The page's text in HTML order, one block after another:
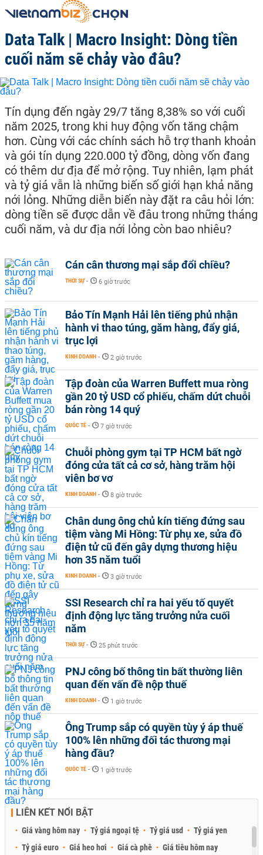
Data Talk | Macro Insight: Dòng tiền
cuối năm sẽ chảy vào đâu?
Tín dụng đến ngày 29/7 tăng 8,38% so với cuối
năm 2025, trong khi huy động vốn tăng chậm
hơn. Cùng với các chính sách hỗ trợ thanh khoản
và gói tín dụng 220.000 tỷ đồng, dòng vốn đang
có thêm dư địa để mở rộng. Tuy nhiên, lạm phát
và tỷ giá vẫn là những biến số giới hạn khả năng
nới lỏng. Những diễn biến này đặt ra câu hỏi lớn:
dòng tiền sẽ được dẫn về đâu trong những tháng
cuối năm, và dư địa nới lỏng còn bao nhiêu?
Cán cân thương mại sắp đổi chiều?
THỜI SỰ - 6 giờ trước
Bảo Tín Mạnh Hải lên tiếng phủ nhận
hành vi thao túng, găm hàng, đẩy giá,
trục lợi
KINH DOANH - 2 giờ trước
Tập đoàn của Warren Buffett mua ròng
gần 20 tỷ USD cổ phiếu, chấm dứt chuỗi
bán ròng 14 quý
QUỐC TẾ - 7 giờ trước
Chuỗi phòng gym tại TP HCM bất ngờ
đóng cửa tất cả cơ sở, hàng trăm hội
viên bơ vơ
KINH DOANH - 8 giờ trước
Chân dung ông chủ kín tiếng đứng sau
tiệm vàng Mi Hồng: Từ phụ xe, sửa đồ
điện tử cũ đến gây dựng thương hiệu
hơn 35 năm tuổi
KINH DOANH - 3 giờ trước
SSI Research chỉ ra hai yếu tố quyết
định động lực tăng trưởng nửa cuối
năm
THỜI SỰ - 25 phút trước
PNJ công bố thông tin bất thường liên
quan đến vấn đề nộp thuế
KINH DOANH - 1 giờ trước
Ông Trump sắp có quyền tùy ý áp thuế
100% lên những đối tác thương mại
hàng đầu?
QUỐC TẾ - 1 giờ trước
LIÊN KẾT NỔI BẬT
Giá vàng hôm nay Tỷ giá ngoại tệ Tỷ giá usd
Tỷ giá yen
Tỷ giá euro
Giá heo hơi Giá cà phê Giá tiêu hôm nay